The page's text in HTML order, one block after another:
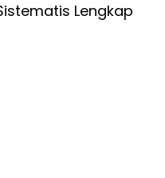
Lengkap